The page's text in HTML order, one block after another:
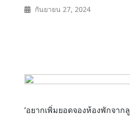
Operation
กันยายน 27, 2024
‘อยากเพิ่มยอดจองห้องพักจาก